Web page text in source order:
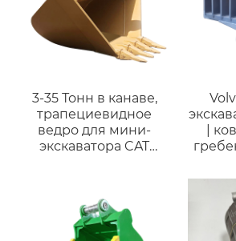
3-35 Тонн в канаве,
трапециевидное
ведро для мини-
экскаватора CAT
|